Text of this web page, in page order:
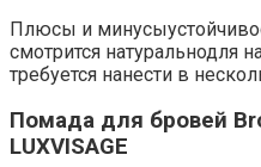
Плюсы и
смотрится натуральнодля
требуется нанести в
Помада для бровей
LUXVISAGE